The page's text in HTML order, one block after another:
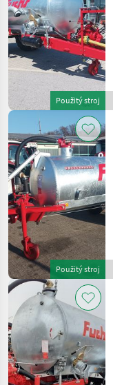
Použitý stroj
Použitý stroj